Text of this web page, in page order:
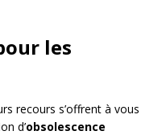
les
recours s’offrent à vous
d’obsolescence